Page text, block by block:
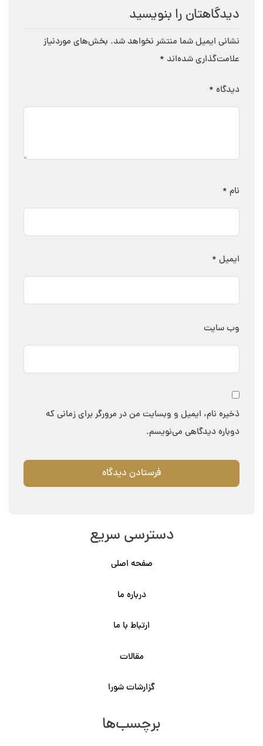
دیدگاهتان را بنویسید
نشانی ایمیل شما منتشر نخواهد شد. بخش‌های موردنیاز
علامت‌گذاری شده‌اند *
دیدگاه *
نام *
ایمیل *
وب‌ سایت
ذخیره نام، ایمیل و وبسایت من در مرورگر برای زمانی که
دوباره دیدگاهی می‌نویسم.
دسترسی سریع
صفحه اصلی
درباره ما
ارتباط با ما
مقالات
گزارشات شورا
برچسب‌ها